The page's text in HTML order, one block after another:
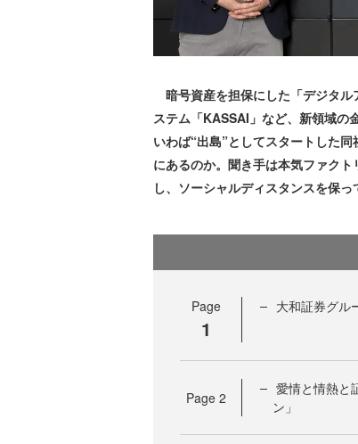
暗号資産を担保にした「デジタル
ステム「KASSAI」など、新領域の
いわば“出島”としてスタートした
にあるのか。聞き手は本気ファク
し、ソーシャルディスタンスを保っ
Page
1
大和証券グル
Page 2
愛情と情熱と
ン」